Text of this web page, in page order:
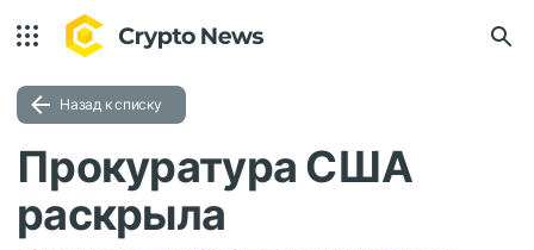
Назад к списку
Прокуратура США
раскрыла